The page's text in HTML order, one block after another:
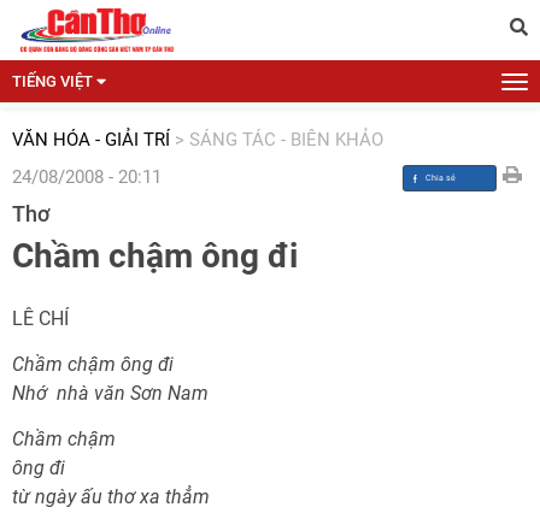
TIẾNG VIỆT
VĂN HÓA - GIẢI TRÍ > SÁNG TÁC - BIÊN KHẢO
24/08/2008 - 20:11
Thơ
Chầm chậm ông đi
LÊ CHÍ
Chầm chậm ông đi
Nhớ nhà văn Sơn Nam
Chầm chậm
ông đi
từ ngày ấu thơ xa thẳm